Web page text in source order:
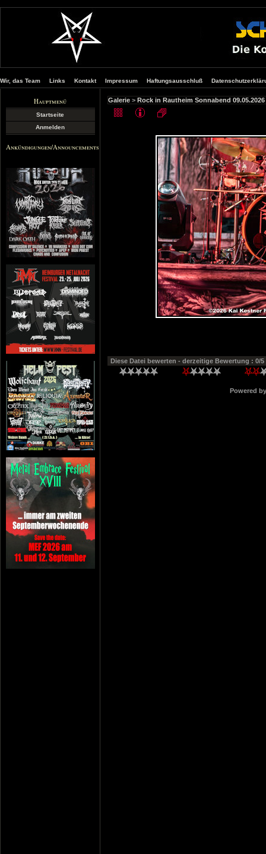
Wir, das Team Links Kontakt Impressum Haftungsausschluß
Hauptmenü
Startseite
Anmelden
Ankündigungen/Announcements
Galerie > Rock in Rautheim Sonnabend 09.05.2026
Diese Datei bewerten - derzeitige Bewertung : 0/
Powered